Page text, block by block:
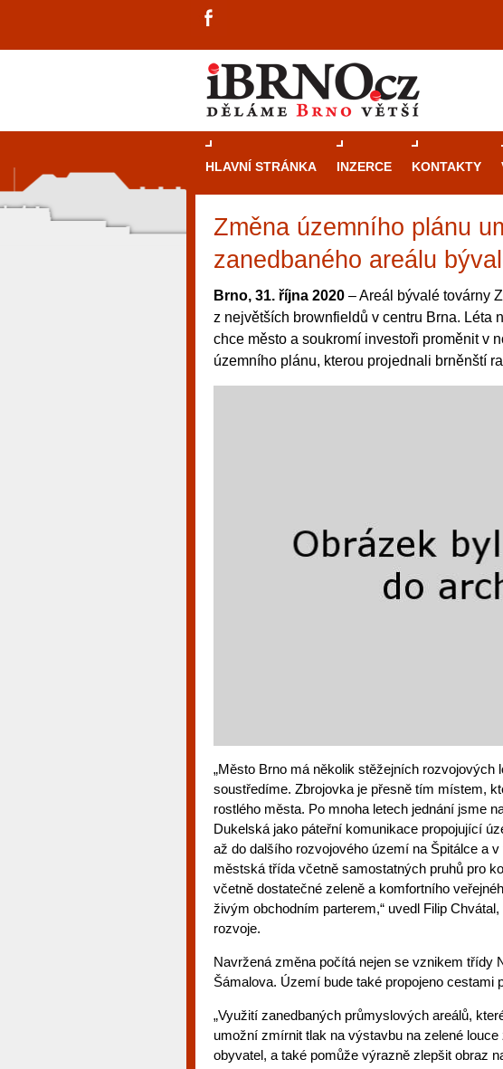
HLAVNÍ STRÁNKA INZERCE KONTAKTY
Změna územního plánu
zanedbaného areálu
Brno, 31. října 2020 – Areál bývalé továrny
z největších brownfieldů v centru Brna. Léta
chce město a soukromí investoři proměnit v
územního plánu, kterou projednali brněnští
„Město Brno má několik stěžejních rozvojových
soustředíme. Zbrojovka je přesně tím místem,
rostlého města. Po mnoha letech jednání jsme
Dukelská jako páteřní komunikace propojující
až do dalšího rozvojového území na Špitálce a
městská třída včetně samostatných pruhů pro
včetně dostatečné zeleně a komfortního
živým obchodním parterem,“ uvedl Filip
rozvoje.
Navržená změna počítá nejen se vznikem třídy
Šámalova. Území bude také propojeno cestami
„Využití zanedbaných průmyslových areálů,
umožní zmírnit tlak na výstavbu na zelené
obyvatel, a také pomůže výrazně zlepšit obraz
rulety
Brno je
místem,
různé